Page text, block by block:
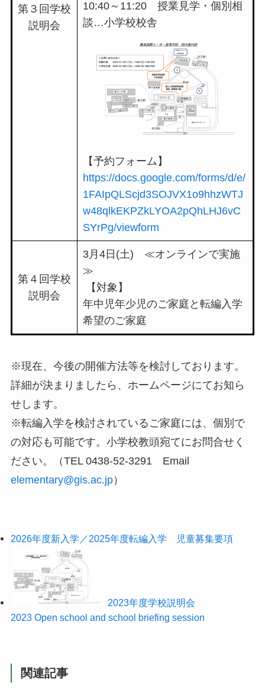
第３回学校
説明会
10:40～11:20 授業見学・個別相
談…小学校校舎
【予約フォーム】
https://docs.google.com/forms/d/e/
1FAIpQLScjd3SOJVX1o9hhzWTJ
w48qlkEKPZkLYOA2pQhLHJ6vC
SYrPg/viewform
第４回学校
説明会
3月4日(土) ≪オンラインで実施
≫
【対象】
年中児年少児のご家庭と転編入学
希望のご家庭
※現在、今後の開催方法等を検討しております。
詳細が決まりましたら、ホームページにてお知ら
せします。
※転編入学を検討されているご家庭には、個別で
の対応も可能です。小学校教頭宛てにお問合せく
ださい。（TEL 0438-52-3291 Email
elementary@gis.ac.jp）
2026年度新入学／2025年度転編入学 児童募集要項
2023年度学校説明会
2023 Open school and school briefing session
関連記事